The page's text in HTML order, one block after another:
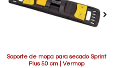
Soporte de mopa para secado Sprint
Plus 50 cm | Vermop